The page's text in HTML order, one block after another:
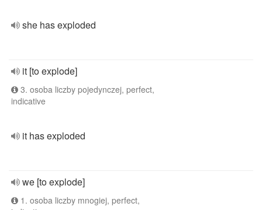
she has exploded
it [to explode]
3. osoba liczby pojedynczej, perfect,
indicative
it has exploded
we [to explode]
1. osoba liczby mnogiej, perfect,